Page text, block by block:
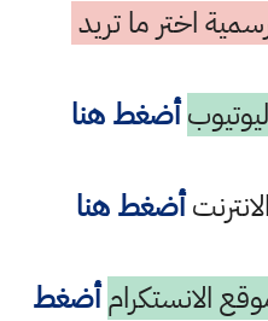
اختر ما تريد
أضغط هنا
أضغط هنا
الانستكرام أضغط